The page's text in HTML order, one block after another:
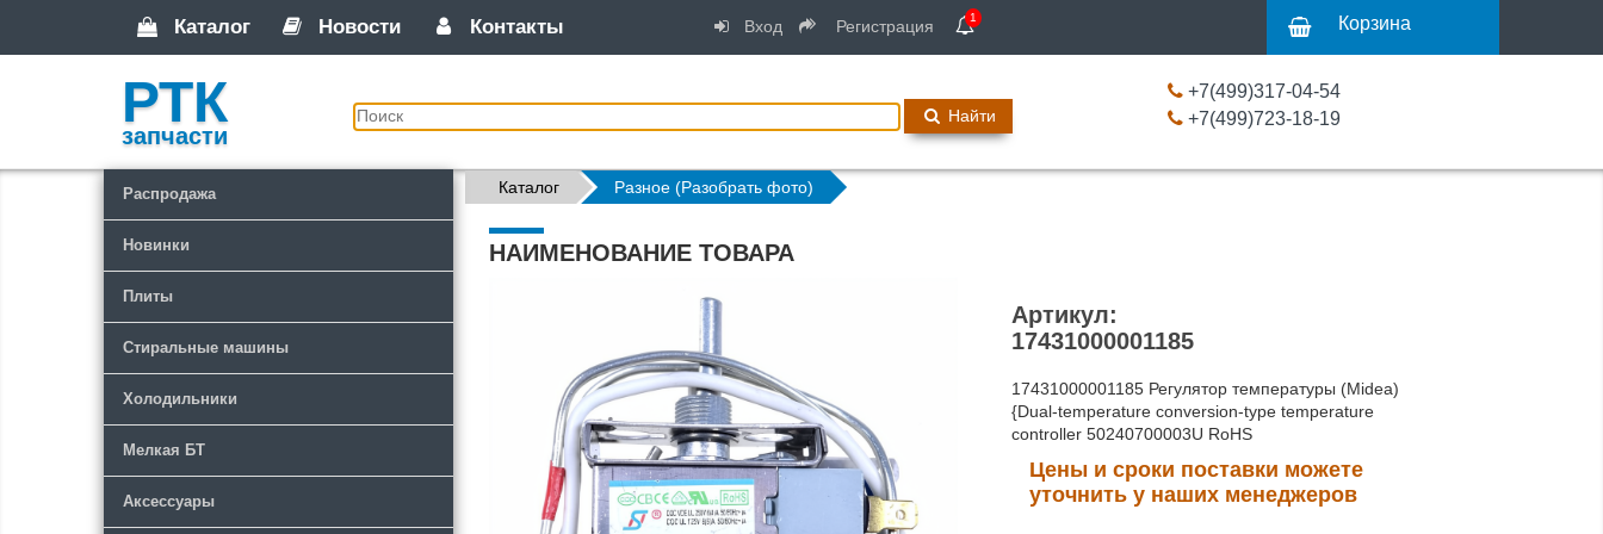
Каталог Новости Контакты Вход Регистрация 1 Корзина
РТК
запчасти
Найти
+7(499)317-04-54
+7(499)723-18-19
Распродажа
Новинки
Плиты
Стиральные машины
Холодильники
Мелкая БТ
Аксессуары
Каталог Разное (Разобрать фото)
НАИМЕНОВАНИЕ ТОВАРА
Артикул:
17431000001185
17431000001185 Регулятор температуры (Midea)
{Dual-temperature conversion-type temperature
controller 50240700003U RoHS
Цены и сроки поставки можете
уточнить у наших менеджеров